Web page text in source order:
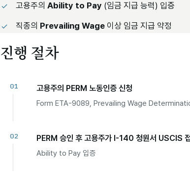
고용주의 Ability to Pay (임금 지급 능력) 입증
직종의 Prevailing Wage 이상 임금 지급 약정
진행 절차
고용주의 PERM 노동인증 신청
Form ETA-9089, Prevailing Wage
PERM 승인 후 고용주가 I-140 청원서 USCIS
Ability to Pay 입증